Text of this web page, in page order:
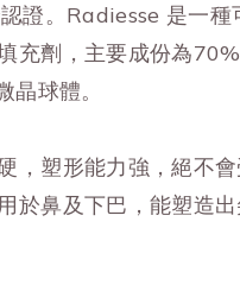
證。Radiesse 是一種
充劑，主要成份為
球體。
，塑形能力強，絕不
於鼻及下巴，能塑造